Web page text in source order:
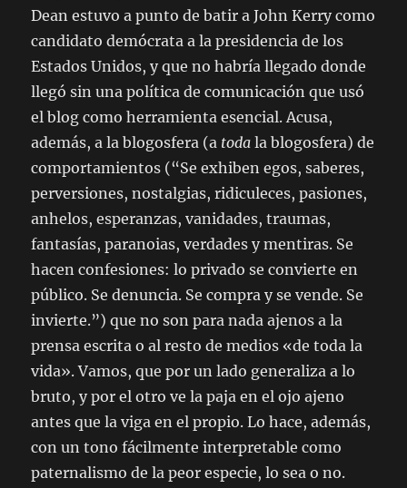
Dean estuvo a punto de batir a John Kerry como
candidato demócrata a la presidencia de los
Estados Unidos, y que no habría llegado donde
llegó sin una política de comunicación que usó
el blog como herramienta esencial. Acusa,
además, a la blogosfera (a toda la blogosfera) de
comportamientos ( Se exhiben egos, saberes,
perversiones, nostalgias, ridiculeces, pasiones,
anhelos, esperanzas, vanidades, traumas,
fantasías, paranoias, verdades y mentiras. Se
hacen confesiones: lo privado se convierte en
público. Se denuncia. Se compra y se vende. Se
invierte. ) que no son para nada ajenos a la
prensa escrita o al resto de medios «de toda la
vida». Vamos, que por un lado generaliza a lo
bruto, y por el otro ve la paja en el ojo ajeno
antes que la viga en el propio. Lo hace, además,
con un tono fácilmente interpretable como
paternalismo de la peor especie, lo sea o no.